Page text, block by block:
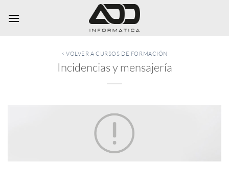
< VOLVER A CURSOS DE FORMACIÓN
Incidencias y mensajería